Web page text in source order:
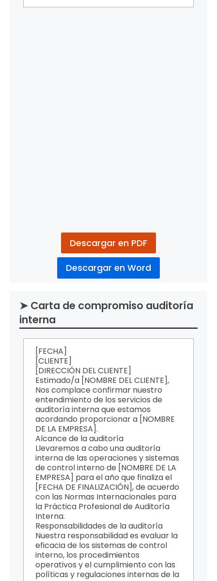
Descargar en PDF
Descargar en Word
➤ Carta de compromiso auditoría
interna
[FECHA]
[CLIENTE]
[DIRECCIÓN DEL CLIENTE]
Estimado/a [NOMBRE DEL CLIENTE],
Nos complace confirmar nuestro
entendimiento de los servicios de
auditoría interna que estamos
acordando proporcionar a [NOMBRE
DE LA EMPRESA].
Alcance de la auditoría
Llevaremos a cabo una auditoría
interna de las operaciones y sistemas
de control interno de [NOMBRE DE LA
EMPRESA] para el año que finaliza el
[FECHA DE FINALIZACIÓN], de acuerdo
con las Normas Internacionales para
la Práctica Profesional de Auditoría
Interna.
Responsabilidades de la auditoría
Nuestra responsabilidad es evaluar la
eficacia de los sistemas de control
interno, los procedimientos
operativos y el cumplimiento con las
políticas y regulaciones internas de la